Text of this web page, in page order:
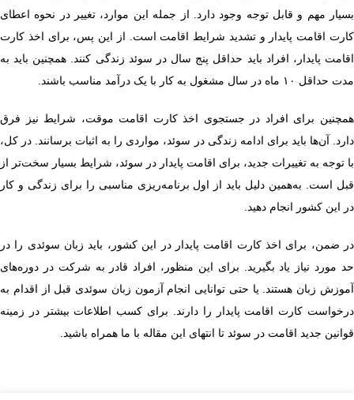
بسیار مهم و قابل توجه وجود دارد. از جمله این موارد، تغییر در نحوه اعطای
کارت اقامت پایدار و تشدید شرایط اقامت است. از این پس، برای اخذ کارت
اقامت پایدار، افراد باید حداقل پنج سال در سوئد زندگی کنند. همچنین باید به
مدت حداقل ۱۰ ماه در سال مشغول به کار با یک درآمد مناسب باشند.
همچنین برای افراد در جستجوی اخذ کارت اقامت موقت، شرایط نیز فرق
دارد. آن‌ها باید برای ادامه زندگی در سوئد، مواردی را به اثبات برسانند. در کل،
با توجه به تغییرات جدید، برای اقامت پایدار در سوئد، شرایط بسیار سخت‌تر از
قبل است. به‌همین دلیل باید از اول برنامه‌ریزی مناسبی را برای زندگی و کار
در این کشور انجام دهید.
در ضمن، برای اخذ کارت اقامت پایدار در این کشور، باید زبان سوئدی را در
حد مورد نیاز یاد بگیرید. برای این منظور، افراد قادر به شرکت در دوره‌های
آموزش زبان هستند. یا حتی توانایی انجام آزمون زبان سوئدی قبل از اقدام به
درخواست کارت اقامت پایدار را دارند. برای کسب اطلاعات بیشتر در زمینه
قوانین جدید اقامت در سوئد تا انتهای این مقاله با ما همراه باشید.